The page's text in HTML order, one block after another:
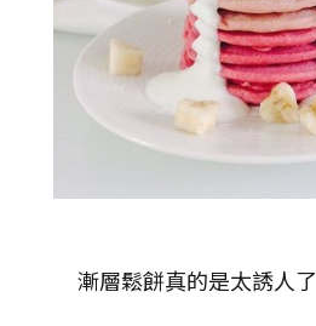
漸層鬆餅真的是太誘人了